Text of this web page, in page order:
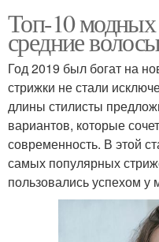
Топ-10 модных
средние
Год 2019 был богат на
стрижки не стали
длины стилисты
вариантов, которые
современность. В этой
самых популярных
пользовались успехом